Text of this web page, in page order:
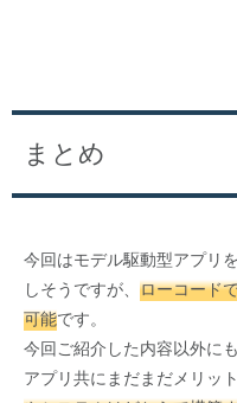
まとめ
今回はモデル駆動型アプリ
しそうですが、 ローコード
可能です。
今回ご紹介した内容以外に
アプリ共にまだまだメリッ